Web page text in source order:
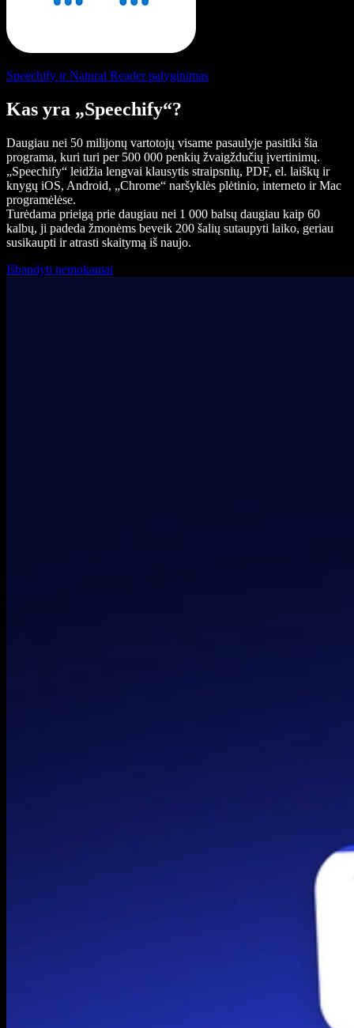
Speechify ir Natural Reader palyginimas
Kas yra „Speechify“?
Daugiau nei 50 milijonų vartotojų visame pasaulyje pasitiki šia
programa, kuri turi per 500 000 penkių žvaigždučių įvertinimų.
„Speechify“ leidžia lengvai klausytis straipsnių, PDF, el. laiškų ir
knygų iOS, Android, „Chrome“ naršyklės plėtinio, interneto ir Mac
programėlėse.
Turėdama prieigą prie daugiau nei 1 000 balsų daugiau kaip 60
kalbų, ji padeda žmonėms beveik 200 šalių sutaupyti laiko, geriau
susikaupti ir atrasti skaitymą iš naujo.
Išbandyti nemokamai